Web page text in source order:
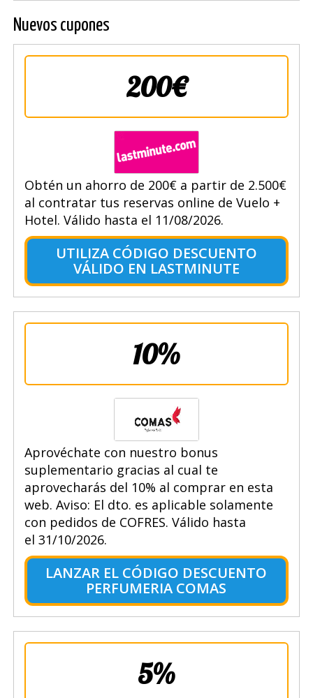
Nuevos cupones
200€
Obtén un ahorro de 200€ a partir de 2.500€
al contratar tus reservas online de Vuelo +
Hotel. Válido hasta el 11/08/2026.
UTILIZA CÓDIGO DESCUENTO
VÁLIDO EN LASTMINUTE
10%
Aprovéchate con nuestro bonus
suplementario gracias al cual te
aprovecharás del 10% al comprar en esta
web. Aviso: El dto. es aplicable solamente
con pedidos de COFRES. Válido hasta
el 31/10/2026.
LANZAR EL CÓDIGO DESCUENTO
PERFUMERIA COMAS
5%